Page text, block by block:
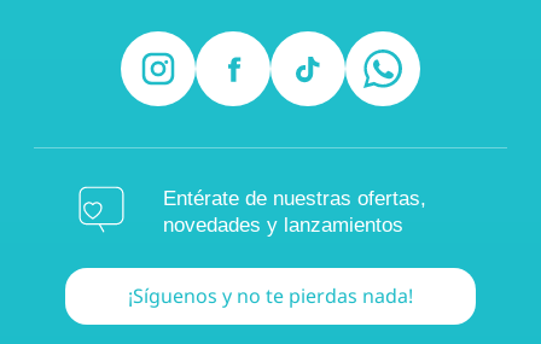
Entérate de nuestras ofertas,
novedades y lanzamientos
¡Síguenos y no te pierdas nada!